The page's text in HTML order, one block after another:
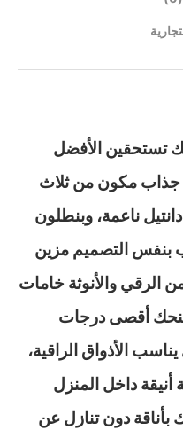
تستحقين الأفضل
جذاب مكون من ثلاث
ناعمة، وبنطلون
بنفس التصميم مزين
والأنوثة خامات
أقصى درجات
الأذواق الراقية،
أنيقة داخل المنزل
بأناقة دون تنازل عن